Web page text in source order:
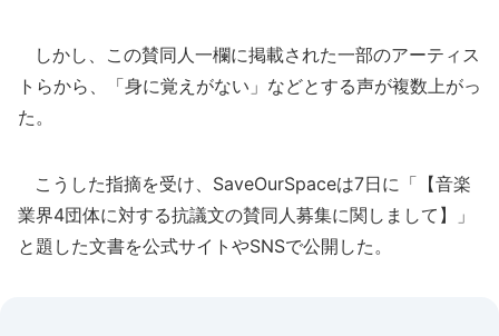
しかし、この賛同人一欄に掲載された一部のアーティス
トらから、「身に覚えがない」などとする声が複数上がっ
た。
こうした指摘を受け、SaveOurSpaceは7日に「【音楽
業界4団体に対する抗議文の賛同人募集に関しまして】」
と題した文書を公式サイトやSNSで公開した。